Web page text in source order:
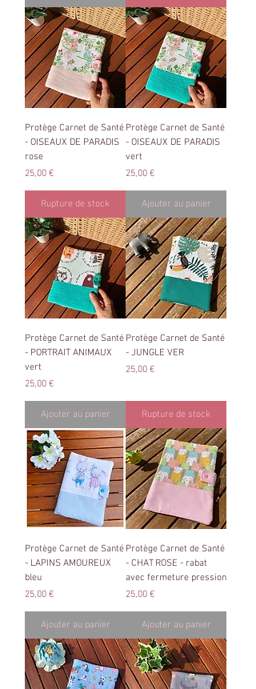
Protège Carnet de Santé
- OISEAUX DE PARADIS
rose
Prix
25,00 €
Rupture de stock
Protège Carnet de Santé
- OISEAUX DE PARADIS
vert
Prix
25,00 €
Ajouter au panier
Protège Carnet de Santé
- PORTRAIT ANIMAUX
vert
Prix
25,00 €
Ajouter au panier
Protège Carnet de Santé
- JUNGLE VER
Prix
25,00 €
Rupture de stock
Protège Carnet de Santé
- LAPINS AMOUREUX
bleu
Prix
25,00 €
Ajouter au panier
Protège Carnet de Santé
- CHAT ROSE - rabat
avec fermeture pression
Prix
25,00 €
Ajouter au panier